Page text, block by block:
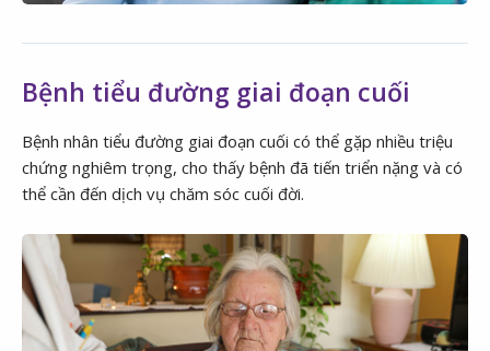
Bệnh tiểu đường giai đoạn cuối
Bệnh nhân tiểu đường giai đoạn cuối có thể gặp nhiều triệu
chứng nghiêm trọng, cho thấy bệnh đã tiến triển nặng và có
thể cần đến dịch vụ chăm sóc cuối đời.